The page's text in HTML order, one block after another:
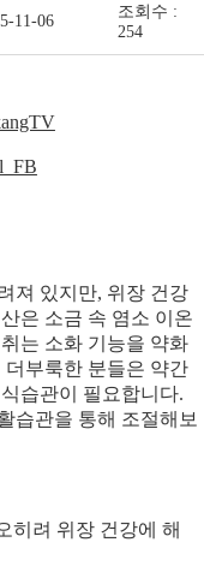
11-06
조회수 :
254
져 있지만, 위장 건강
은 소금 속 염소 이온
는 소화 기능을 약화
부룩한 분들은 약간
습관이 필요합니다.
습관을 통해 조절해보
히려 위장 건강에 해